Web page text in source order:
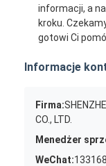
informacji, a
kroku.
gotowi Ci
Informacje
Firma:
CO., LTD.
Menedżer
WeChat: